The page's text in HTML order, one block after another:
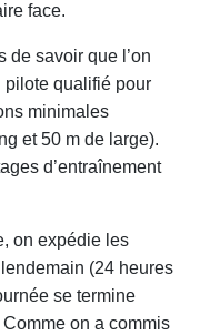
face.
de savoir que l’on
pilote qualifié pour
minimales
et 50 m de large).
d’entraînement
on expédie les
(24 heures
se termine
on a commis